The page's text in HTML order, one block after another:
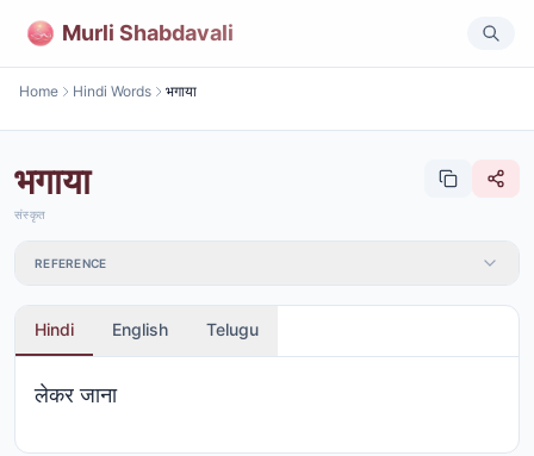
Murli Shabdavali
Home Hindi Words भगाया
भगाया
संस्कृत
REFERENCE
Hindi English Telugu
लेकर जाना